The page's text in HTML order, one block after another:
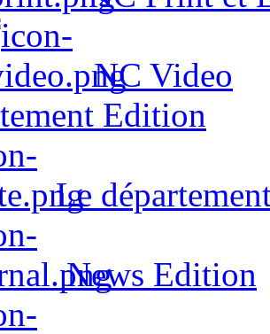
NC Video
Edition
Le
News Edition